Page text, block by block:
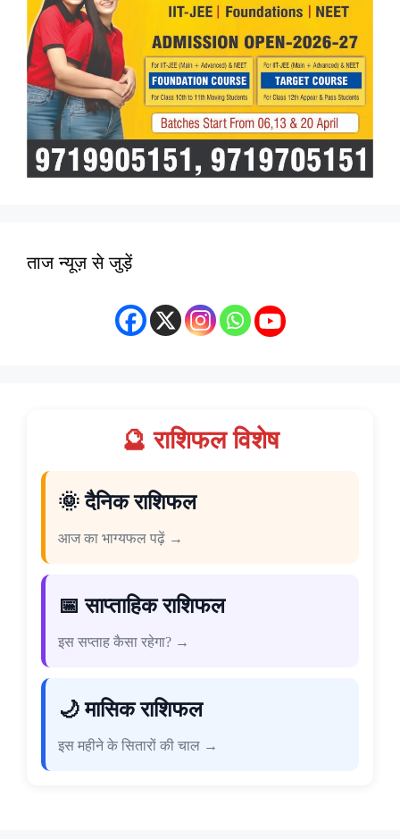
ताज न्यूज़ से जुड़ें
🔮 राशिफल विशेष
🌞 दैनिक राशिफल
आज का भाग्यफल पढ़ें →
📅 साप्ताहिक राशिफल
इस सप्ताह कैसा रहेगा? →
🌙 मासिक राशिफल
इस महीने के सितारों की चाल →